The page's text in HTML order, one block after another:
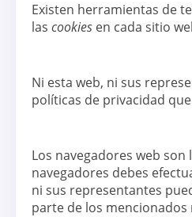
Existen herramientas de
las cookies en cada sitio
Ni esta web, ni sus
políticas de privacidad
Los navegadores web
navegadores debes
ni sus representantes
parte de los mencionados